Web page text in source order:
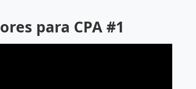
para CPA #1